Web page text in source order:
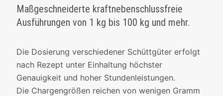
Maßgeschneiderte kraftnebenschlussfreie
Ausführungen von 1 kg bis 100 kg und mehr.
Die Dosierung verschiedener Schüttgüter erfolgt
nach Rezept unter Einhaltung höchster
Genauigkeit und hoher Stundenleistungen.
Die Chargengrößen reichen von wenigen Gramm